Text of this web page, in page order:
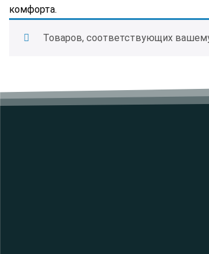
комфорта.
Товаров, соответствующих